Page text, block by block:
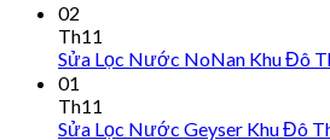
02
Th11
Sửa Lọc Nước NoNan Khu Đô
01
Th11
Sửa Lọc Nước Geyser Khu Đô